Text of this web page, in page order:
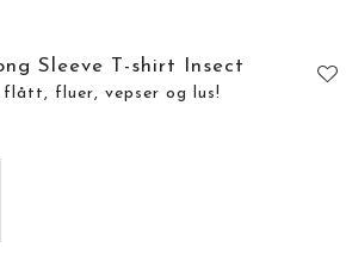
Sleeve T-shirt Insect
fluer, vepser og lus!